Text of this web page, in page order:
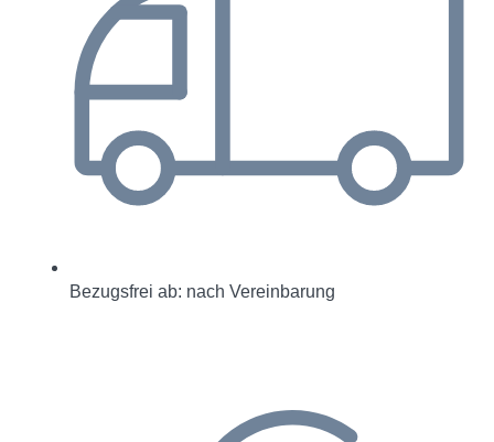
Bezugsfrei ab: nach Vereinbarung